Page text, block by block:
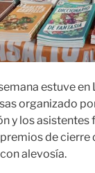
estuve
organizado
y los asistentes
de
alevosía.